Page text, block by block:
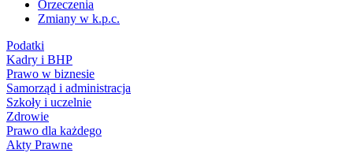
Orzeczenia
Zmiany w k.p.c.
Podatki
Kadry i BHP
Prawo w biznesie
Samorząd i administracja
Szkoły i uczelnie
Zdrowie
Prawo dla każdego
Akty Prawne